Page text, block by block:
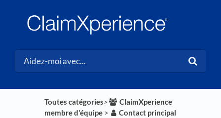
Toutes catégories​>​
​ClaimXperience
membre d'équipe​ > ​ ​Contact principal